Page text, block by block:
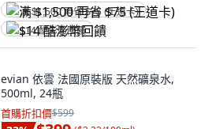
满 $1,500 再省 $75 (王道卡)
$14 酷澎幣回饋
evian 依雲 法國原裝版 天然礦泉水,
500ml, 24瓶
首購折扣價$599